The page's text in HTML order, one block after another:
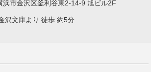
浜市金沢区釜利谷東2-14-9 旭ビル2F
沢文庫より 徒歩 約5分